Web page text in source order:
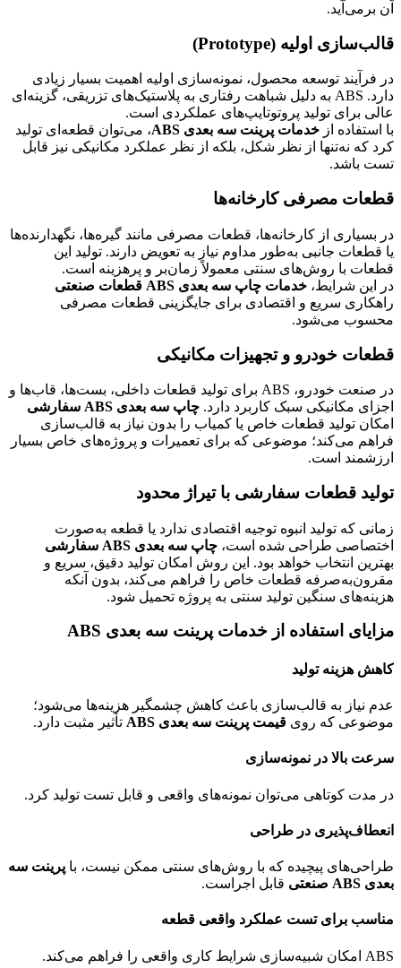
آن برمی‌آید.
قالب‌سازی اولیه (Prototype)
در فرآیند توسعه محصول، نمونه‌سازی اولیه اهمیت بسیار زیادی
دارد. ABS به دلیل شباهت رفتاری به پلاستیک‌های تزریقی، گزینه‌ای
عالی برای تولید پروتوتایپ‌های عملکردی است.
با استفاده از خدمات پرینت سه بعدی ABS
، می‌توان قطعه‌ای تولید
کرد که نه‌تنها از نظر شکل، بلکه از نظر عملکرد مکانیکی نیز قابل
تست باشد.
قطعات مصرفی کارخانه‌ها
در بسیاری از کارخانه‌ها، قطعات مصرفی مانند گیره‌ها، نگهدارنده‌ها
یا قطعات جانبی به‌طور مداوم نیاز به تعویض دارند. تولید این
قطعات با روش‌های سنتی معمولاً زمان‌بر و پرهزینه است.
در این شرایط، خدمات چاپ سه بعدی ABS قطعات صنعتی
راهکاری سریع و اقتصادی برای جایگزینی قطعات مصرفی
محسوب می‌شود.
قطعات خودرو و تجهیزات مکانیکی
در صنعت خودرو، ABS برای تولید قطعات داخلی، بست‌ها، قاب‌ها و
اجزای مکانیکی سبک کاربرد دارد. چاپ سه بعدی ABS سفارشی
امکان تولید قطعات خاص یا کمیاب را بدون نیاز به قالب‌سازی
فراهم می‌کند؛ موضوعی که برای تعمیرات و پروژه‌های خاص بسیار
ارزشمند است.
تولید قطعات سفارشی با تیراژ محدود
زمانی که تولید انبوه توجیه اقتصادی ندارد یا قطعه به‌صورت
اختصاصی طراحی شده است، چاپ سه بعدی ABS سفارشی
بهترین انتخاب خواهد بود. این روش امکان تولید دقیق، سریع و
مقرون‌به‌صرفه قطعات خاص را فراهم می‌کند، بدون آنکه
هزینه‌های سنگین تولید سنتی به پروژه تحمیل شود.
مزایای استفاده از خدمات پرینت سه بعدی ABS
کاهش هزینه تولید
عدم نیاز به قالب‌سازی باعث کاهش چشمگیر هزینه‌ها می‌شود؛
موضوعی که روی قیمت پرینت سه بعدی ABS تأثیر مثبت دارد.
سرعت بالا در نمونه‌سازی
در مدت کوتاهی می‌توان نمونه‌های واقعی و قابل تست تولید کرد.
انعطاف‌پذیری در طراحی
طراحی‌های پیچیده که با روش‌های سنتی ممکن نیست، با پرینت سه
بعدی ABS صنعتی
قابل اجراست.
مناسب برای تست عملکرد واقعی قطعه
ABS امکان شبیه‌سازی شرایط کاری واقعی را فراهم می‌کند.